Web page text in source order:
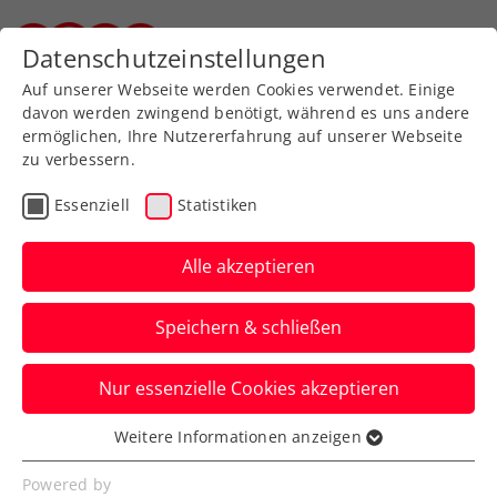
Zurück zur Newsübersicht
Turniere
Erste Bank Open:
Erler/Miedler mit starker
Vorstellung ins Halbfinale
Österreichs Spitzendoppel setzt sich im
Viertelfinale des ATP-500-Heimturniers in
Wien klar durch.
Verfasst von: Manuel Wachta, 25.10.2024
Datenschutzeinstellungen
Auf unserer Webseite werden Cookies verwendet. Einige
davon werden zwingend benötigt, während es uns andere
ermöglichen, Ihre Nutzererfahrung auf unserer Webseite
zu verbessern.
Essenziell Statistiken
Alle akzeptieren
Speichern & schließen
Nur essenzielle Cookies akzeptieren
Essenziell
Essenzielle Cookies werden für grundlegende
Weitere Informationen anzeigen
Powered by